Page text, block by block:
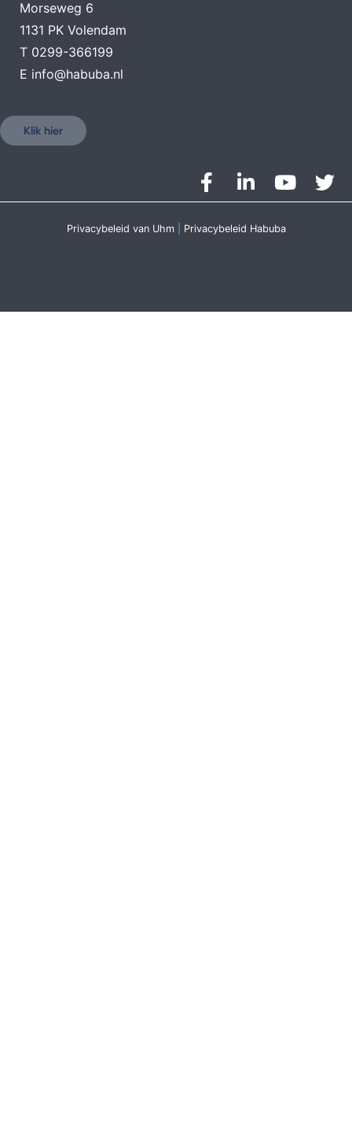
Morseweg 6
1131 PK Volendam
T 0299-366199
E info@habuba.nl
Klik hier
Privacybeleid van Uhm Privacybeleid Habuba